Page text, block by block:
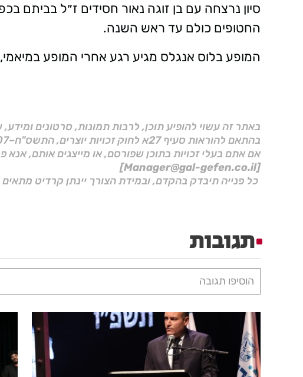
החטופים כולם עד ראש השנה.
המופע בלוס אנגלס מגיע רגע אחרי המופע במיאמי,
באתר זה עשוי להופיע תוכן, לרבות תמונות, סרטונים
בהתאם להוראות סעיף 27א לחוק זכויות יוצרים, התשס"ח–2007.
אם אתם בעלי זכויות בתוכן שפורסם, או מייצגים אותם, אנא
[Manager@gal-gefen.co.il]
כל פנייה תיבדק בהקדם, ובמידת הצורך יינתן קרדיט
תגובות
הוסיפו תגובה